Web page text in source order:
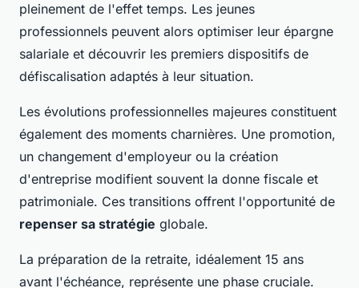
pleinement de l'effet temps. Les jeunes
professionnels peuvent alors optimiser leur épargne
salariale et découvrir les premiers dispositifs de
défiscalisation adaptés à leur situation.
Les évolutions professionnelles majeures constituent
également des moments charnières. Une promotion,
un changement d'employeur ou la création
d'entreprise modifient souvent la donne fiscale et
patrimoniale. Ces transitions offrent l'opportunité de
repenser sa stratégie globale.
La préparation de la retraite, idéalement 15 ans
avant l'échéance, représente une phase cruciale.